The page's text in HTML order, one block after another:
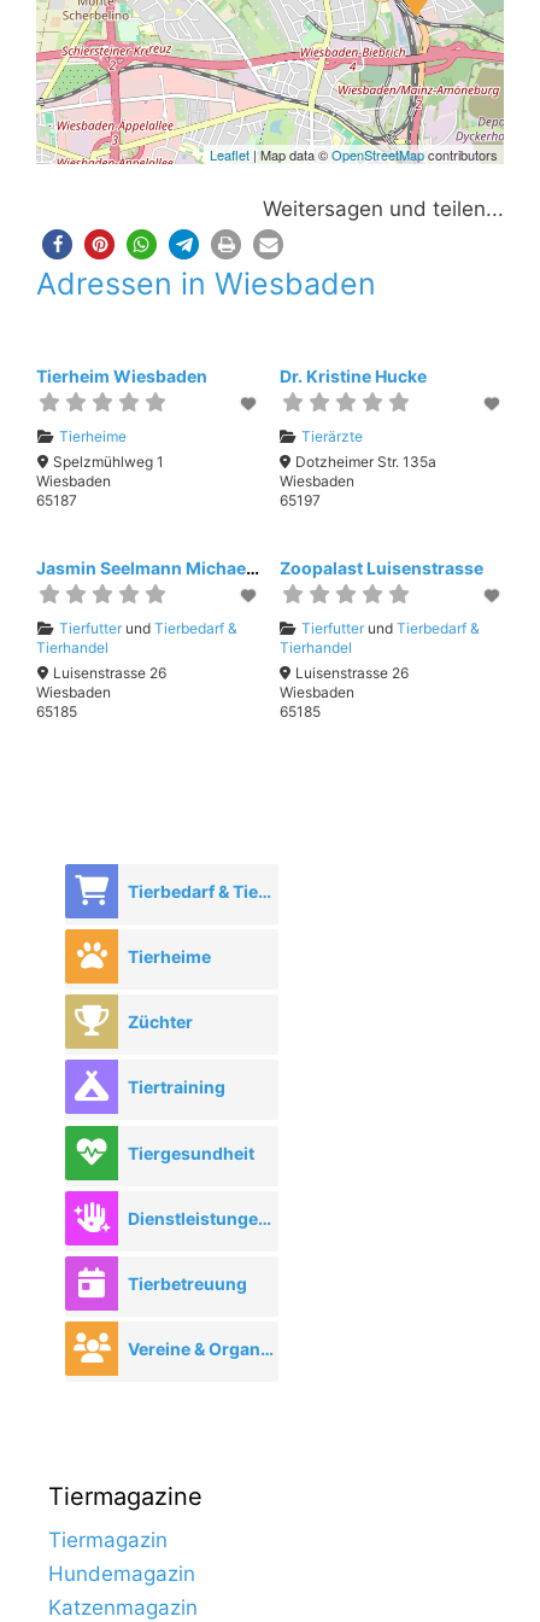
Leaflet | Map data ©OpenStreetMapcontributors
Weitersagen und teilen...
Adressen in Wiesbaden
Tierheim Wiesbaden
Tierheime
Spelzmühlweg 1
Wiesbaden
65187
Dr. Kristine Hucke
Tierärzte
Dotzheimer Str. 135a
Wiesbaden
65197
Jasmin Seelmann Michael Barwig
Tierfutterund Tierbedarf &
Tierhandel
Luisenstrasse 26
Wiesbaden
65185
Zoopalast Luisenstrasse
Tierfutter undTierbedarf &
Tierhandel
Luisenstrasse 26
Wiesbaden
65185
Tierbedarf & Tierhandel
Tierheime
Züchter
Tiertraining
Tiergesundheit
Dienstleistungen rund ums Tier
Tierbetreuung
Vereine & Organisationen
Tiermagazine
Tiermagazin
Hundemagazin
Katzenmagazin